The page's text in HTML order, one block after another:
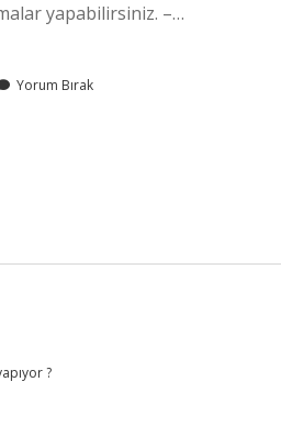
yapabilirsiniz. –…
Yorum Bırak
?